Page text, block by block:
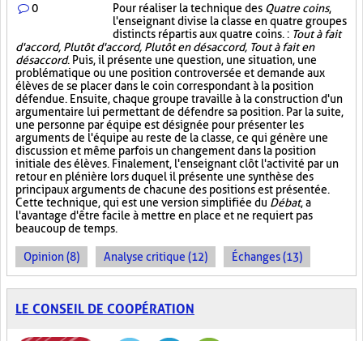
0 Pour réaliser la technique des Quatre coins,
l'enseignant divise la classe en quatre groupes
distincts répartis aux quatre coins. : Tout à fait
d'accord, Plutôt d'accord, Plutôt en désaccord, Tout à fait en
désaccord. Puis, il présente une question, une situation, une
problématique ou une position controversée et demande aux
élèves de se placer dans le coin correspondant à la position
défendue. Ensuite, chaque groupe travaille à la construction d'un
argumentaire lui permettant de défendre sa position. Par la suite,
une personne par équipe est désignée pour présenter les
arguments de l'équipe au reste de la classe, ce qui génère une
discussion et même parfois un changement dans la position
initiale des élèves. Finalement, l'enseignant clôt l'activité par un
retour en plénière lors duquel il présente une synthèse des
principaux arguments de chacune des positions est présentée.
Cette technique, qui est une version simplifiée du Débat, a
l'avantage d'être facile à mettre en place et ne requiert pas
beaucoup de temps.
Opinion (8) Analyse critique (12) Échanges (13)
LE CONSEIL DE COOPÉRATION